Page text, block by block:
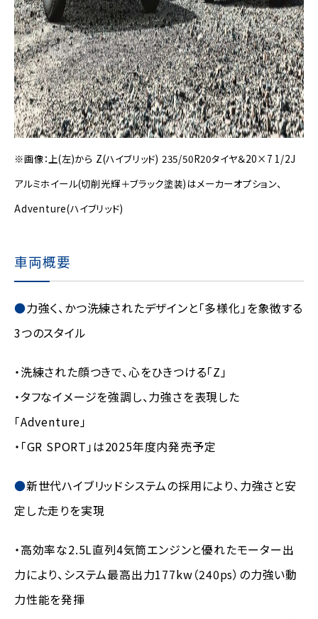
※画像：上(左)から Z(ハイブリッド) 235/50R20タイヤ＆20×7 1/2J
アルミホイール(切削光輝＋ブラック塗装)はメーカーオプション、
Adventure(ハイブリッド)
車両概要
力強く、かつ洗練されたデザインと「多様化」を象徴する
3つのスタイル
・洗練された顔つきで、心をひきつける「Z」
・タフなイメージを強調し、力強さを表現した
「Adventure」
・「GR SPORT」は2025年度内発売予定
新世代ハイブリッドシステムの採用により、力強さと安
定した走りを実現
・高効率な2.5L直列4気筒エンジンと優れたモーター出
力により、システム最高出力177kw（240ps）の力強い動
力性能を発揮